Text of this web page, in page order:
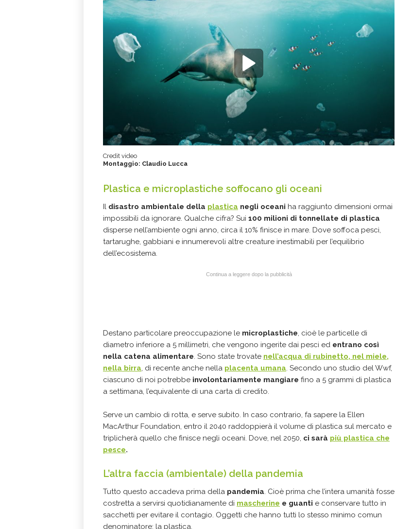
Credit video
Montaggio: Claudio Lucca
Plastica e microplastiche soffocano gli oceani
Il disastro ambientale della plastica negli oceani ha raggiunto dimensioni ormai
impossibili da ignorare. Qualche cifra? Sui 100 milioni di tonnellate di plastica
disperse nell’ambiente ogni anno, circa il 10% finisce in mare. Dove soffoca pesci,
tartarughe, gabbiani e innumerevoli altre creature inestimabili per l’equilibrio
dell’ecosistema.
Continua a leggere dopo la pubblicità
Destano particolare preoccupazione le microplastiche , cioè le particelle di
diametro inferiore a 5 millimetri, che vengono ingerite dai pesci ed entrano così
nella catena alimentare . Sono state trovate nell’acqua di rubinetto, nel miele,
nella birra , di recente anche nella placenta umana . Secondo uno studio del Wwf,
ciascuno di noi potrebbe involontariamente mangiare fino a 5 grammi di plastica
a settimana, l’equivalente di una carta di credito.
Serve un cambio di rotta, e serve subito. In caso contrario, fa sapere la Ellen
MacArthur Foundation, entro il 2040 raddoppierà il volume di plastica sul mercato e
triplicherà quello che finisce negli oceani. Dove, nel 2050, ci sarà più plastica che
pesce.
L’altra faccia (ambientale) della pandemia
Tutto questo accadeva prima della pandemia . Cioè prima che l’intera umanità fosse
costretta a servirsi quotidianamente di mascherine e guanti e conservare tutto in
sacchetti per evitare il contagio. Oggetti che hanno tutti lo stesso minimo comun
denominatore: la plastica.